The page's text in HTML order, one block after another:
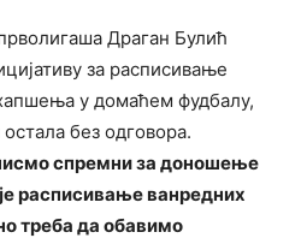
Драган Булић
за расписивање
у домаћем фудбалу,
без одговора.
спремни за доношење
расписивање ванредних
треба да обавимо